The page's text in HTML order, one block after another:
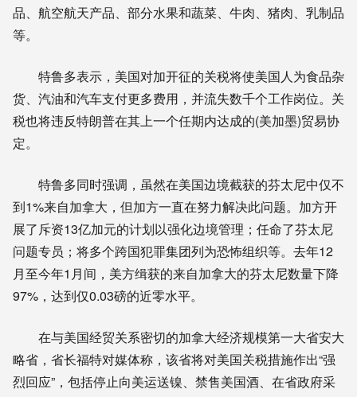
品、航空航天产品、部分水果和蔬菜、牛肉、猪肉、乳制品
等。
特鲁多表示，美国对加开征的关税将使美国人为食品杂
货、汽油和汽车支付更多费用，并流失数千个工作岗位。关
税也将违反特朗普在其上一个任期内达成的(美加墨)贸易协
定。
特鲁多同时强调，虽然在美国边境截获的芬太尼中仅不
到1%来自加拿大，但加方一直在努力解决此问题。加方开
展了斥资13亿加元的计划以强化边境管理；任命了芬太尼
问题专员；将多个跨国犯罪集团列为恐怖组织等。去年12
月至今年1月间，美方缉获的来自加拿大的芬太尼数量下降
97%，达到仅0.03磅的近零水平。
在与美国经贸关系密切的加拿大经济规模第一大省安大
略省，省长福特对媒体称，该省将对美国关税措施作出“强
烈回应”，包括停止向美运送镍、禁售美国酒、在省政府采